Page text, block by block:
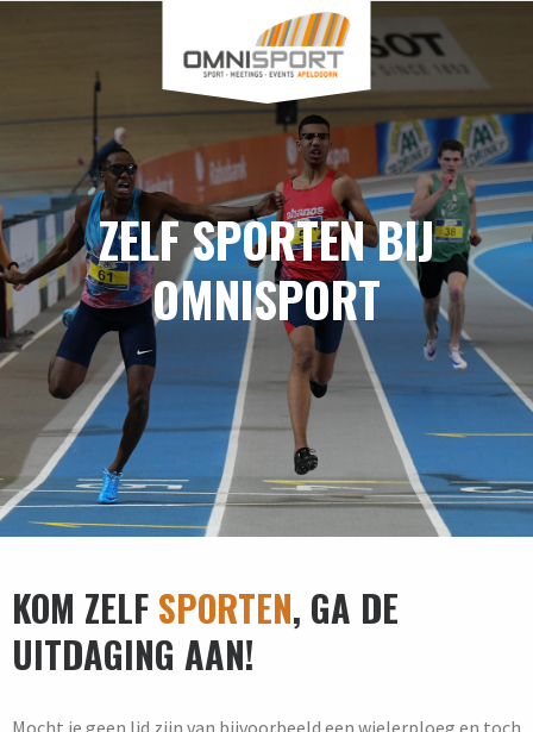
ZELF SPORTEN BIJ
OMNISPORT
KOM ZELF SPORTEN, GA DE
UITDAGING AAN!
Mocht je geen lid zijn van bijvoorbeeld een wielerploeg en toch